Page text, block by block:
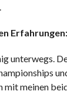
unterwegs.
meinen